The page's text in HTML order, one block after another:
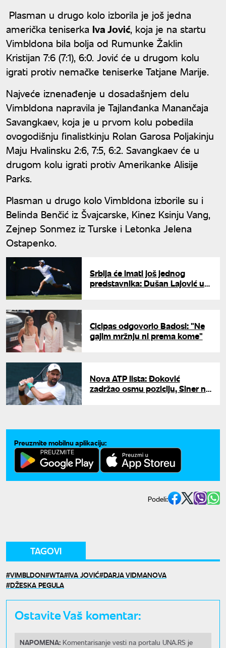
Plasman u drugo kolo izborila je još jedna
američka teniserka Iva Jović, koja je na startu
Vimbldona bila bolja od Rumunke Žaklin
Kristijan 7:6 (7:1), 6:0. Jović će u drugom kolu
igrati protiv nemačke teniserke Tatjane Marije.
Najveće iznenađenje u dosadašnjem delu
Vimbldona napravila je Tajlanđanka Manančaja
Savangkaev, koja je u prvom kolu pobedila
ovogodišnju finalistkinju Rolan Garosa Poljakinju
Maju Hvalinsku 2:6, 7:5, 6:2. Savangkaev će u
drugom kolu igrati protiv Amerikanke Alisije
Parks.
Plasman u drugo kolo Vimbldona izborile su i
Belinda Benčić iz Švajcarske, Kinez Ksinju Vang,
Zejnep Sonmez iz Turske i Letonka Jelena
Ostapenko.
Srbija će imati još jednog
predstavnika: Dušan Lajović u
Cicipas odgovorio Badosi: "Ne
gajim mržnju ni prema kome"
Nova ATP lista: Đoković
zadržao osmu poziciju, Siner na
Preuzmite mobilnu aplikaciju:
Podeli:
TAGOVI
VIMBLDON WTA IVA JOVIĆ DARJA VIDMANOVA
DŽESKA PEGULA
Ostavite Vaš komentar:
NAPOMENA: Komentarisanje vesti na portalu UNA.RS je